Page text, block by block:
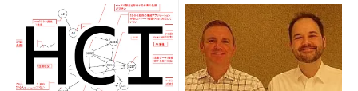
識別するSIDとは？
」参照）。ハードディスクのイメージを丸ご
とクローニングして新しい環境を用意すると、このSIDがまった
く同じコンピュータが複数存在することになる。コンピュータ名
をいくら変えても、最初に作られたSIDは変更されないので、こ
のような状況が発生する。コンピュータのSID（コンピュータ・